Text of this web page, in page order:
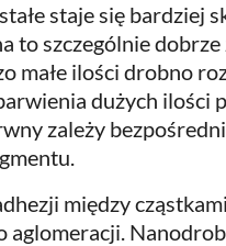
staje się bardziej
to szczególnie
małe ilości drobno
dużych ilości
zależy
między
aglomeracji.